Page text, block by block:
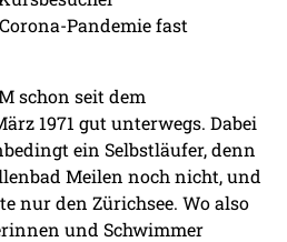
Pandemie fast
schon seit dem
1971 gut unterwegs. Dabei
ein Selbstläufer, denn
Meilen noch nicht, und
nur den Zürichsee. Wo also
und Schwimmer